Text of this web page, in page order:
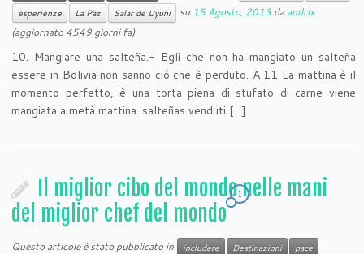
esperienze La Paz Salar de Uyuni su15 Agosto, 2013 daandrix
(aggiornato 4549 giorni fa)
10. Mangiare una salteña.- Egli che non ha mangiato un salteña
essere in Bolivia non sanno ciò che è perduto. A 11 La mattina è il
momento perfetto, è una torta piena di stufato di carne viene
mangiata a metà mattina. salteñas venduti […]
Il miglior cibo del mondo nelle mani
del miglior chef del mondo
1
Questo articole è stato pubblicato in includere Destinazioni
pace